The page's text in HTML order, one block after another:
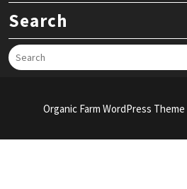
Search
Organic Farm WordPress Theme